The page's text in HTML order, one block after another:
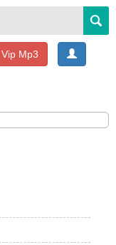
Vip Mp3